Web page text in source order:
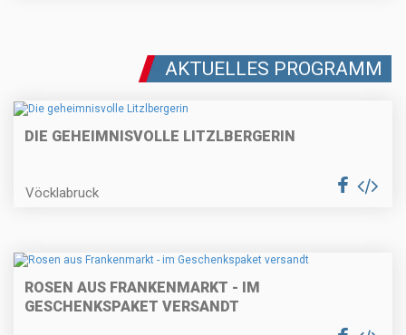
AKTUELLES PROGRAMM
DIE GEHEIMNISVOLLE LITZLBERGERIN
Vöcklabruck
ROSEN AUS FRANKENMARKT - IM
GESCHENKSPAKET VERSANDT